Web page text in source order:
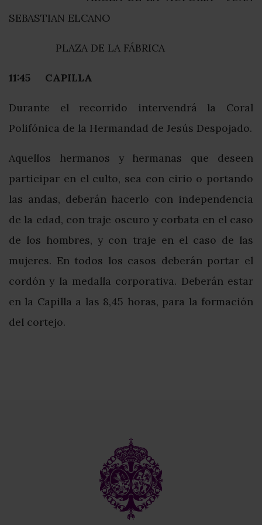
SEBASTIAN ELCANO
PLAZA DE LA FÁBRICA
11:45 CAPILLA
Durante el recorrido intervendrá la Coral
Polifónica de la Hermandad de Jesús Despojado.
Aquellos hermanos y hermanas que deseen
participar en el culto, sea con cirio o portando
las andas, deberán hacerlo con independencia
de la edad, con traje oscuro y corbata en el caso
de los hombres, y con traje en el caso de las
mujeres. En todos los casos deberán portar el
cordón y la medalla corporativa. Deberán estar
en la Capilla a las 8,45 horas, para la formación
del cortejo.